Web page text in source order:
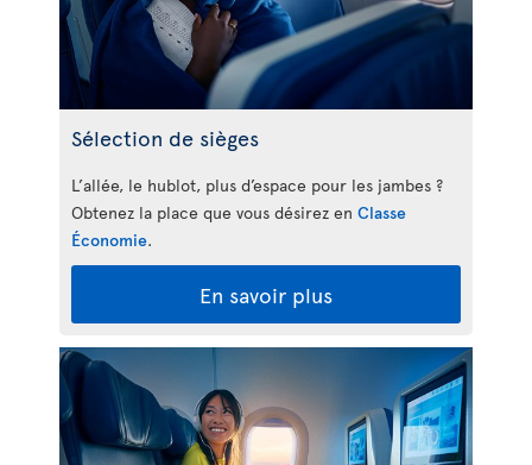
Sélection de sièges
L’allée, le hublot, plus d’espace pour les jambes ?
Obtenez la place que vous désirez en Classe
Économie.
En savoir plus